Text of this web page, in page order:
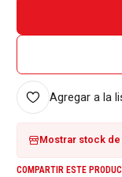
Agregar a la
Mostrar stock
COMPARTIR ESTE